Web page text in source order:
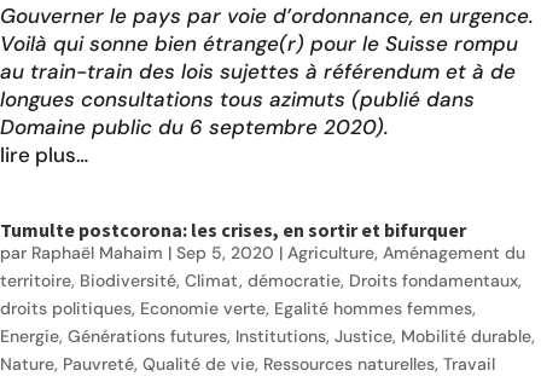
Gouverner le pays par voie d’ordonnance, en urgence.
Voilà qui sonne bien étrange(r) pour le Suisse rompu
au train-train des lois sujettes à référendum et à de
longues consultations tous azimuts (publié dans
Domaine public du 6 septembre 2020).
lire plus…
Tumulte postcorona: les crises, en sortir et bifurquer
par Raphaël Mahaim | Sep 5, 2020 | Agriculture, Aménagement du
territoire, Biodiversité, Climat, démocratie, Droits fondamentaux,
droits politiques, Economie verte, Egalité hommes femmes,
Energie, Générations futures, Institutions, Justice, Mobilité durable,
Nature, Pauvreté, Qualité de vie, Ressources naturelles, Travail